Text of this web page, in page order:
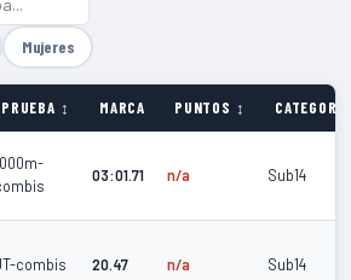
Mujeres
PRUEBA ↕ MARCA PUNTOS ↕
03:01.71 n/a Sub14
combis 20.47 n/a Sub14